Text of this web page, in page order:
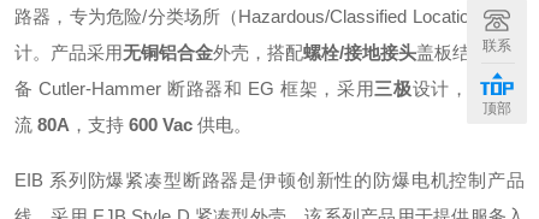
路器，专为危险/分类场所（Hazardous/Classified Locations）设
计。产品采用无铜铝合金外壳，搭配螺栓/接地接头盖板结构，配
备 Cutler-Hammer 断路器和 EG 框架，采用三极设计，额定电
流 80A ，支持 600 Vac 供电。
EIB 系列防爆紧凑型断路器是伊顿创新性的防爆电机控制产品
联系
顶部